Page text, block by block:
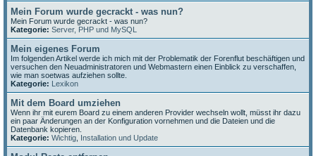
Mein Forum wurde gecrackt - was nun?
Mein Forum wurde gecrackt - was nun?
Kategorie: Server, PHP und MySQL
Mein eigenes Forum
Im folgenden Artikel werde ich mich mit der Problematik der Forenflut beschäftigen und
versuchen den Neuadministratoren und Webmastern einen Einblick zu verschaffen,
wie man soetwas aufziehen sollte.
Kategorie: Lexikon
Mit dem Board umziehen
Wenn ihr mit eurem Board zu einem anderen Provider wechseln wollt, müsst ihr dazu
ein paar Änderungen an der Konfiguration vornehmen und die Dateien und die
Datenbank kopieren.
Kategorie: Wichtig Installation und Update